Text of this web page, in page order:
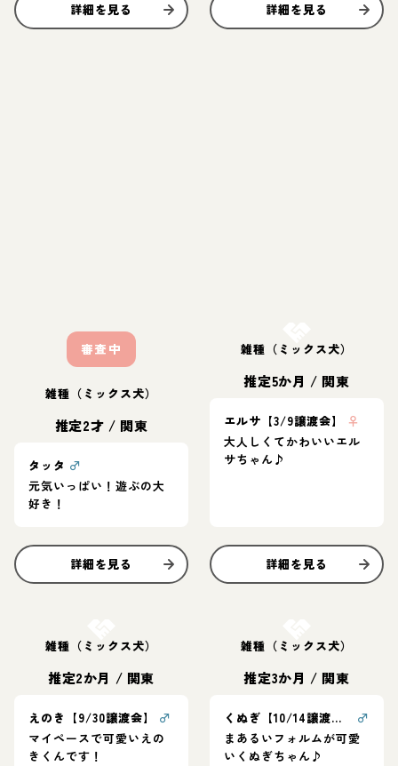
詳細を見る 詳細を見る
審査中
雑種（ミックス犬）
推定2才 / 関東
タッタ ♂
元気いっぱい！遊ぶの大
好き！
詳細を見る
雑種（ミックス犬）
推定5か月 / 関東
エルサ【3/9譲渡会】
♀
大人しくてかわいいエル
サちゃん♪
詳細を見る
雑種（ミックス犬）
推定2か月 / 関東
えのき【9/30譲渡会】
♂
マイペースで可愛いえの
きくんです！
雑種（ミックス犬）
推定3か月 / 関東
くぬぎ【10/14譲渡会】
♂
まあるいフォルムが可愛
いくぬぎちゃん♪